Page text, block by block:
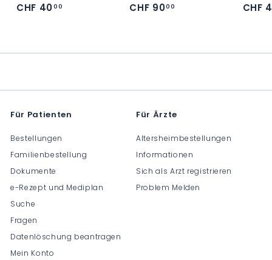
CHF 4000
4
0
CHF 9000
9
0
CHF
Für Patienten
Bestellungen
Familienbestellung
Dokumente
e-Rezept und Mediplan
Suche
Fragen
Datenlöschung beantragen
Mein Konto
Für Ärzte
Altersheimbestellungen
Informationen
Sich als Arzt registrieren
Problem Melden